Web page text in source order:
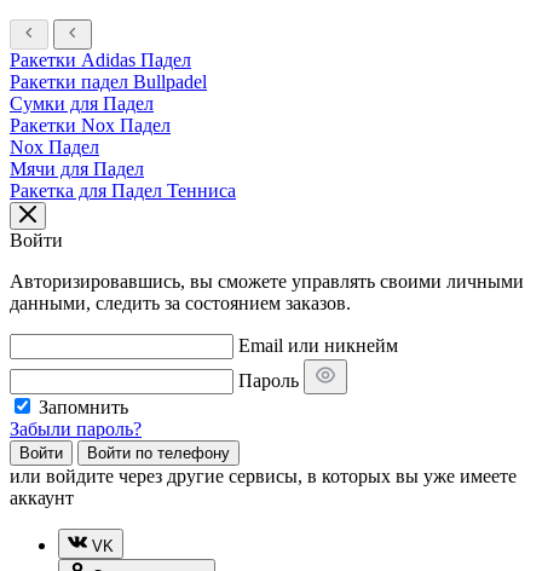
Ракетки Adidas Падел
Ракетки падел Bullpadel
Сумки для Падел
Ракетки Nox Падел
Nox Падел
Мячи для Падел
Ракетка для Падел Тенниса
Войти
Авторизировавшись, вы сможете управлять своими личными
данными, следить за состоянием заказов.
Email или никнейм
Пароль
Запомнить
Забыли пароль?
Войти Войти по телефону
или войдите через другие сервисы, в которых вы уже имеете
аккаунт
VK